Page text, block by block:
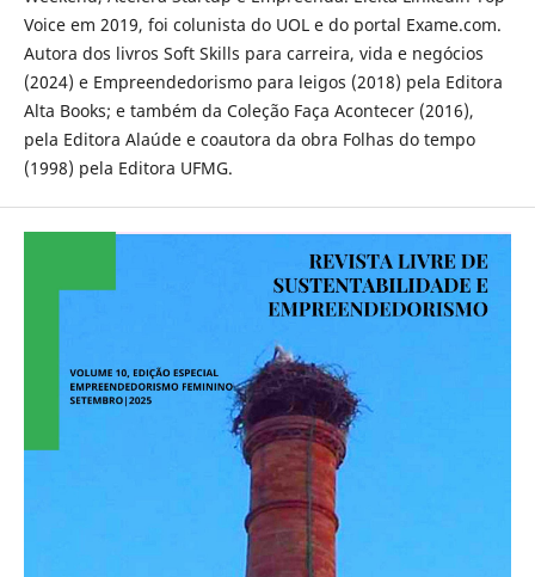
Voice em 2019, foi colunista do UOL e do portal Exame.com.
Autora dos livros Soft Skills para carreira, vida e negócios
(2024) e Empreendedorismo para leigos (2018) pela Editora
Alta Books; e também da Coleção Faça Acontecer (2016),
pela Editora Alaúde e coautora da obra Folhas do tempo
(1998) pela Editora UFMG.